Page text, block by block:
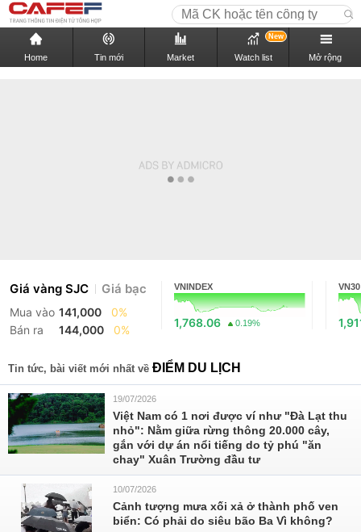
Home Tin mới Market Watch list
New
Mở rộng
Giá vàng SJC Giá bạc
Mua vào 141,000
0%
Bán ra
144,000 0%
VNINDEX
1,768.06 0.19%
VN30
Tin tức, bài viết mới nhất về ĐIỂM DU LỊCH
19/07/2026
Việt Nam có 1 nơi được ví như "Đà Lạt thu
nhỏ": Nằm giữa rừng thông 20.000 cây,
gắn với dự án nổi tiếng do tỷ phú "ăn
chay" Xuân Trường đầu tư
10/07/2026
Cảnh tượng mưa xối xả ở thành phố ven
biển: Có phải do siêu bão Ba Vì không?